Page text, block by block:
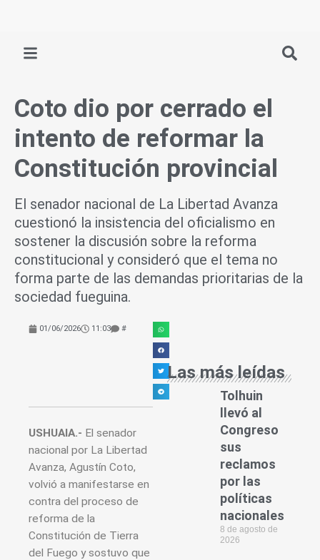
Coto dio por cerrado el
intento de reformar la
Constitución provincial
El senador nacional de La Libertad Avanza
cuestionó la insistencia del oficialismo en
sostener la discusión sobre la reforma
constitucional y consideró que el tema no
forma parte de las demandas prioritarias de la
sociedad fueguina.
01/06/2026 11:03 #
USHUAIA.- El senador
nacional por La Libertad
Avanza, Agustín Coto,
volvió a manifestarse en
contra del proceso de
reforma de la
Constitución de Tierra
del Fuego y sostuvo que
Las más leídas
Tolhuin
llevó al
Congreso
sus
reclamos
por las
políticas
nacionales
8 de agosto de
2026